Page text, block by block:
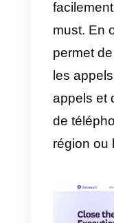
Lusha
les
à